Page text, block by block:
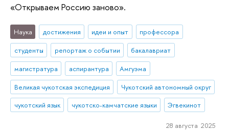
«Открываем Россию заново».
Наука достижения идеи и опыт
профессора
студенты
репортаж о событии
бакалавриат
магистратура
аспирантура
Амгуэма
Великая чукотская экспедиция
Чукотский автономный округ
чукотский язык
чукотско-камчатские языки Эгвекинот
28 августа 2025